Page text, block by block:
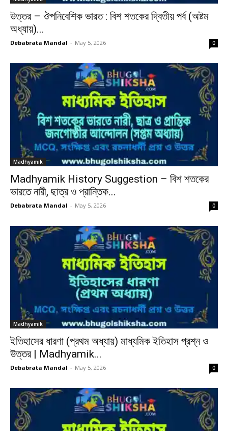
উত্তর – ঔপনিবেশিক ভারত : বিশ শতকের দ্বিতীয় পর্ব (অষ্টম
অধ্যায়)...
Debabrata Mandal - May 5, 2026 0
Madhyamik
Madhyamik History Suggestion – বিশ শতকের
ভারতে নারী, ছাত্র ও প্রান্তিক...
Debabrata Mandal - May 5, 2026 0
Madhyamik
ইতিহাসের ধারণা (প্রথম অধ্যায়) মাধ্যমিক ইতিহাস প্রশ্ন ও
উত্তর | Madhyamik...
Debabrata Mandal - May 5, 2026 0